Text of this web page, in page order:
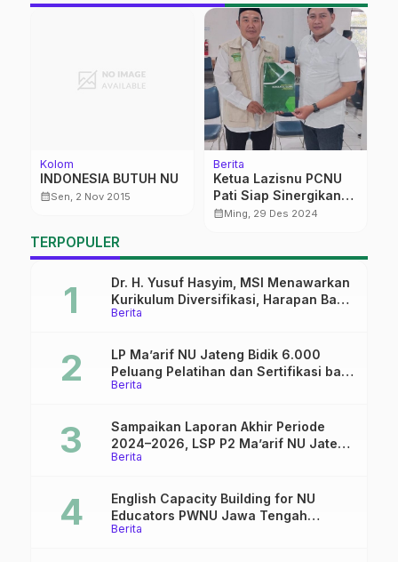
Kolom
INDONESIA BUTUH NU
calendar_monthSen, 2 Nov 2015
Berita
Ketua Lazisnu PCNU
Pati Siap Sinergikan
Kinerja Pengurus
calendar_monthMing, 29 Des 2024
TERPOPULER
Berita
Dr. H. Yusuf Hasyim, MSI Menawarkan
Kurikulum Diversifikasi, Harapan Baru
dalam dunia pendidikan
Berita
LP Ma’arif NU Jateng Bidik 6.000
Peluang Pelatihan dan Sertifikasi bagi
Lulusan SMK
Berita
Sampaikan Laporan Akhir Periode
2024–2026, LSP P2 Ma’arif NU Jateng
Mantapkan Sinergi Link and Match
Berita
English Capacity Building for NU
Educators PWNU Jawa Tengah
Batch#4; Membuka Jalan Menuju